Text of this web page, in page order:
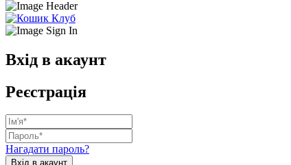
Вхід в акаунт
Реєстрація
Нагадати пароль?